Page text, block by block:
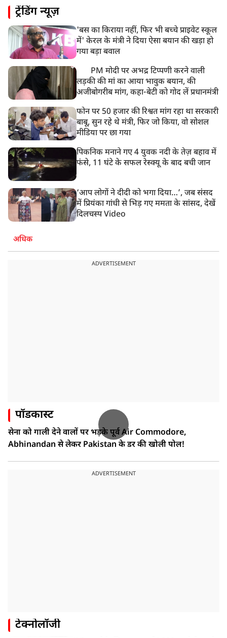
मोहन भगवत मुंबई में Gen-Z और Gen Alpha से करेंगे
ट्रेंडिंग न्यूज़
'बस का किराया नहीं, फिर भी बच्चे प्राइवेट स्कूल
में' केरल के मंत्री ने दिया ऐसा बयान की खड़ा हो
गया बड़ा बवाल
PM मोदी पर अभद्र टिप्पणी करने वाली
लड़की की मां का आया भावुक बयान, की
अजीबोगरीब मांग, कहा-बेटी को गोद लें प्रधानमंत्री
फोन पर 50 हजार की रिश्वत मांग रहा था सरकारी
बाबू, सुन रहे थे मंत्री, फिर जो किया, वो सोशल
मीडिया पर छा गया
पिकनिक मनाने गए 4 युवक नदी के तेज़ बहाव में
फंसे, 11 घंटे के सफल रेस्क्यू के बाद बची जान
‘आप लोगों ने दीदी को भगा दिया…’, जब संसद
में प्रियंका गांधी से भिड़ गए ममता के सांसद, देखें
दिलचस्प Video
अधिक
ADVERTISEMENT
पॉडकास्ट
सेना को गाली देने वालों पर भड़के पूर्व Air Commodore,
Abhinandan से लेकर Pakistan के डर की खोली पोल!
ADVERTISEMENT
टेक्नोलॉजी